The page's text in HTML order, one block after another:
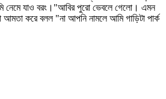
নেমে যাও বরং।"আবির পুরো ভেবলে গেলো। এমন
করে বলল "না আপনি নামলে আমি গাড়িটা পার্ক